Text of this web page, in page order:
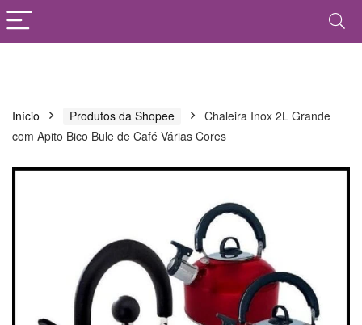
Início Produtos da Shopee
Chaleira Inox 2L Grande
com Apito Bico Bule de Café Várias Cores